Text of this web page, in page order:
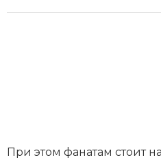
При этом фанатам стоит